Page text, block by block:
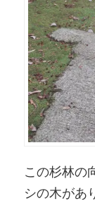
この杉林の
シの木があ